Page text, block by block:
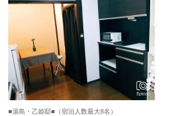
■湯島・乙姫邸■（宿泊人数最大8名）